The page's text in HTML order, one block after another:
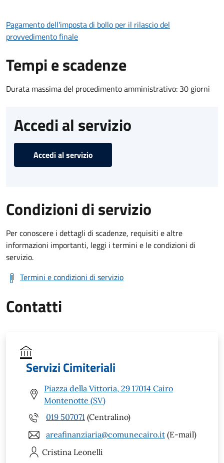
Pagamento dell'imposta di bollo per il rilascio del
provvedimento finale
Tempi e scadenze
Durata massima del procedimento amministrativo: 30 giorni
Accedi al servizio
Accedi al servizio
Condizioni di servizio
Per conoscere i dettagli di scadenze, requisiti e altre
informazioni importanti, leggi i termini e le condizioni di
servizio.
Termini e condizioni di servizio
Contatti
Servizi Cimiteriali
Piazza della Vittoria, 29 17014 Cairo
Montenotte (SV)
019 507071 (Centralino)
areafinanziaria@comunecairo.it (E-mail)
Cristina Leonelli